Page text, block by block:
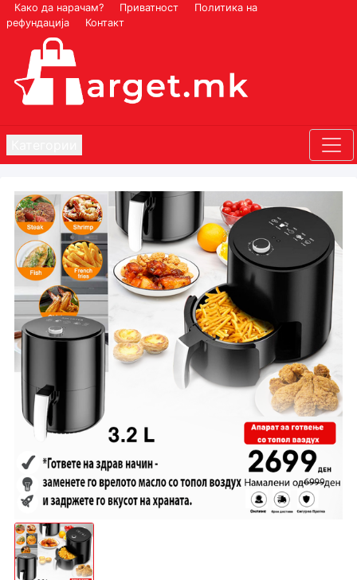
Како да нарачам? Приватност
Политика на
рефундација
Контакт